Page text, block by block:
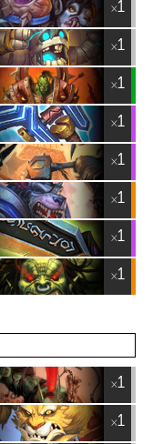
×1
×1
×1
×1
×1
×1
×1
×1
×1
×1